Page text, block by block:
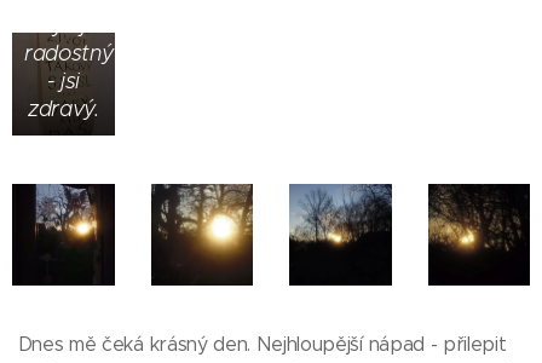
radostný
- jsi
zdravý.
Dnes mě čeká krásný den. Nejhloupější nápad - přilepit